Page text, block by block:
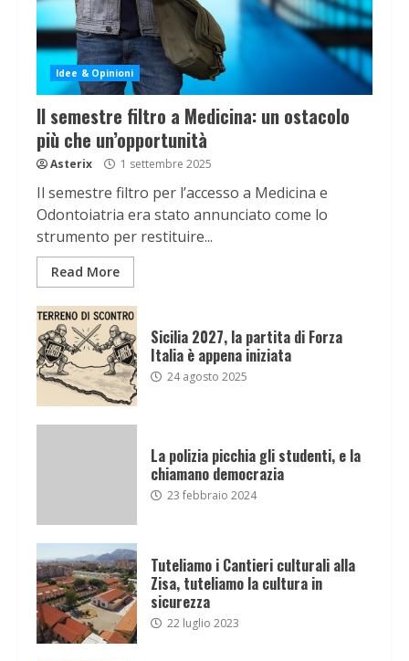
Idee & Opinioni
Il semestre filtro a Medicina: un ostacolo
più che un’opportunità
Asterix 1 settembre 2025
Il semestre filtro per l’accesso a Medicina e
Odontoiatria era stato annunciato come lo
strumento per restituire...
Read More
Sicilia 2027, la partita di Forza
Italia è appena iniziata
24 agosto 2025
La polizia picchia gli studenti, e la
chiamano democrazia
23 febbraio 2024
Tuteliamo i Cantieri culturali alla
Zisa, tuteliamo la cultura in
sicurezza
22 luglio 2023